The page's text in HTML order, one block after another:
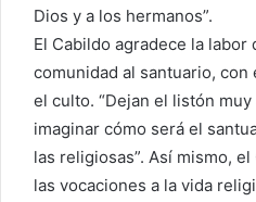
Dios y a los hermanos”.
El Cabildo agradece la labor
comunidad al santuario,
el culto. “Dejan el listón
imaginar cómo será el
las religiosas”. Así mismo,
las vocaciones a la vida